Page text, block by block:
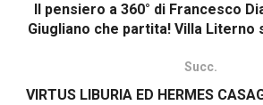
Il pensiero a 360° di Francesco
Giugliano che partita! Villa Literno
Succ.
VIRTUS LIBURIA ED HERMES